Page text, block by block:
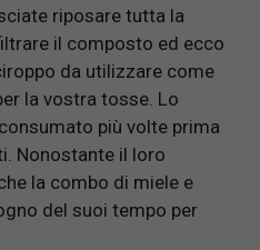
riposare tutta la
il composto ed ecco
da utilizzare come
la vostra tosse. Lo
più volte prima
Nonostante il loro
la combo di miele e
del suoi tempo per